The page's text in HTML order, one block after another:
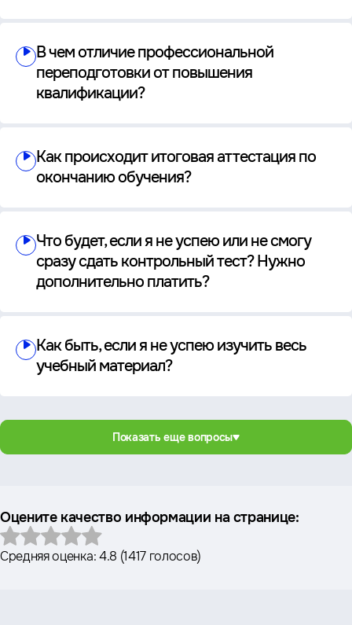
В чем отличие профессиональной
переподготовки от повышения
квалификации?
Как происходит итоговая аттестация по
окончанию обучения?
Что будет, если я не успею или не смогу
сразу сдать контрольный тест? Нужно
дополнительно платить?
Как быть, если я не успею изучить весь
учебный материал?
Показать еще вопросы
Оцените качество информации на странице:
Средняя оценка:4.8 (1417 голосов)